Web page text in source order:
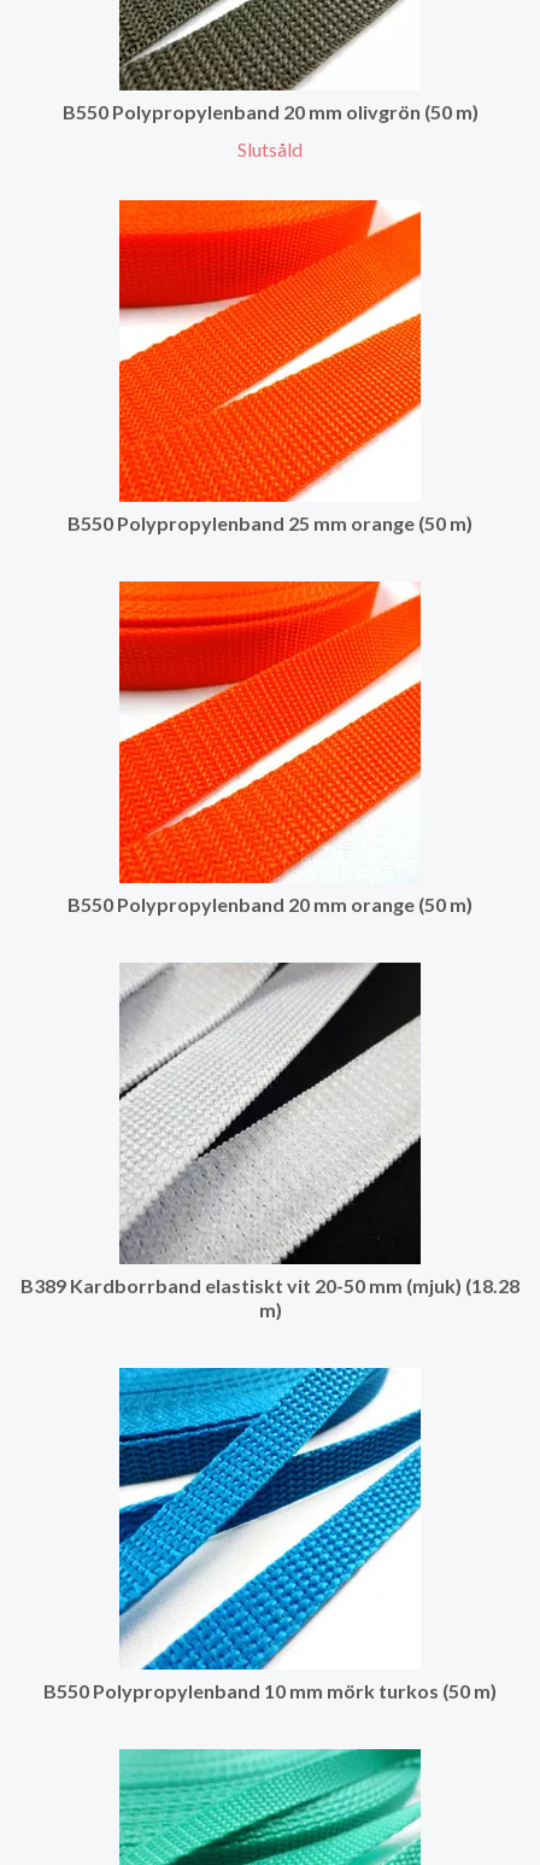
B550 Polypropylenband 20 mm olivgrön (50 m)
Slutsåld
B550 Polypropylenband 25 mm orange (50 m)
B550 Polypropylenband 20 mm orange (50 m)
B389 Kardborrband elastiskt vit 20-50 mm (mjuk) (18.28
m)
B550 Polypropylenband 10 mm mörk turkos (50 m)